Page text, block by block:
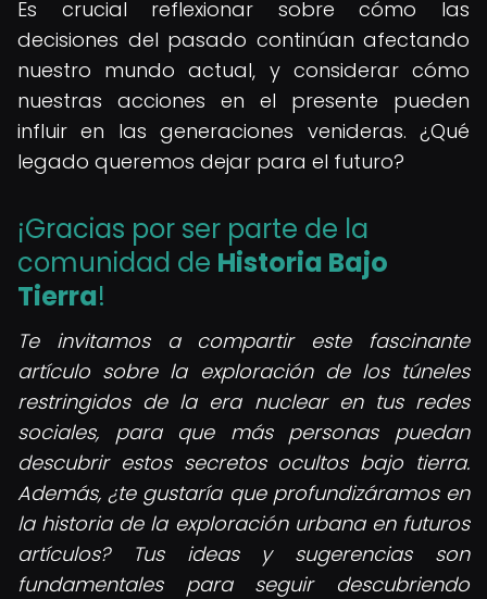
Es crucial reflexionar sobre cómo las
decisiones del pasado continúan afectando
nuestro mundo actual, y considerar cómo
nuestras acciones en el presente pueden
influir en las generaciones venideras. ¿Qué
legado queremos dejar para el futuro?
¡Gracias por ser parte de la
comunidad de Historia Bajo
Tierra!
Te invitamos a compartir este fascinante
artículo sobre la exploración de los túneles
restringidos de la era nuclear en tus redes
sociales, para que más personas puedan
descubrir estos secretos ocultos bajo tierra.
Además, ¿te gustaría que profundizáramos en
la historia de la exploración urbana en futuros
artículos? Tus ideas y sugerencias son
fundamentales para seguir descubriendo